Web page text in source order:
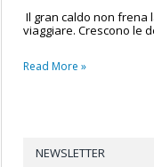
Il gran caldo non frena
viaggiare. Crescono le
Read More »
NEWSLETTER